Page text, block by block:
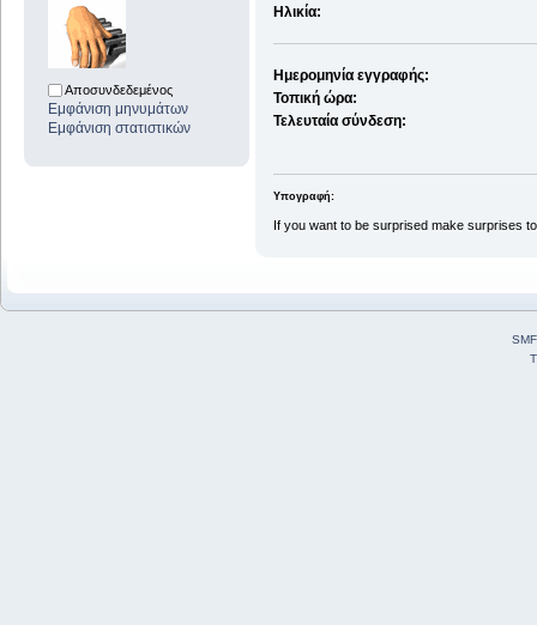
Αποσυνδεδεμένος
Εμφάνιση μηνυμάτων
Εμφάνιση στατιστικών
Ηλικία:
Ημερομηνία εγγραφής:
Τοπική ώρα:
Τελευταία σύνδεση:
Υπογραφή:
If you want to be surprised make surprises